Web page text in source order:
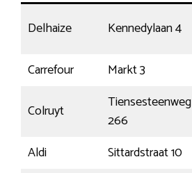
Delhaize Kennedylaan 4
Carrefour
Markt 3
Colruyt
Tiensesteenweg
266
Aldi
Sittardstraat 10